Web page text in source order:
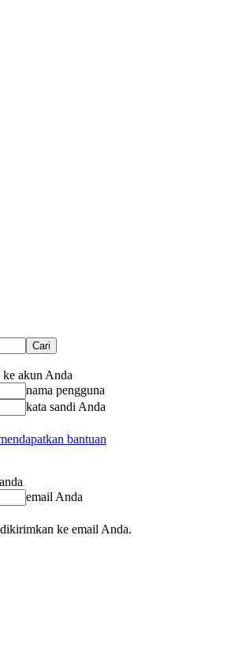
akun Anda
nama pengguna
kata sandi Anda
bantuan
email Anda
ke email Anda.